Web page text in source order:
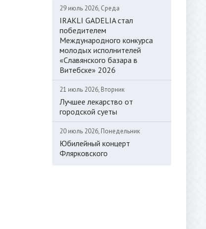
29 июль 2026, Среда
IRAKLI GADELIA стал
победителем
Международного конкурса
молодых исполнителей
«Славянского базара в
Витебске» 2026
21 июль 2026, Вторник
Лучшее лекарство от
городской суеты
20 июль 2026, Понедельник
Юбилейный концерт
Флярковского